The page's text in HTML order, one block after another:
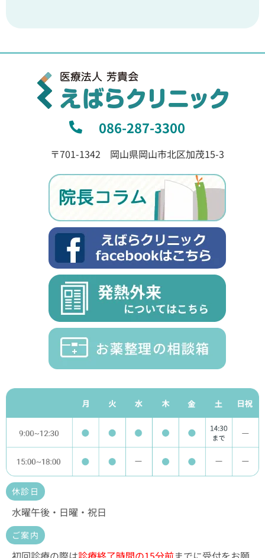
086-287-3300
〒701-1342 岡山県岡山市北区加茂15-3
休診日
水曜午後・日曜・祝日
ご案内